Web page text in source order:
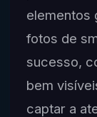
elementos
fotos de
sucesso,
bem
captar a